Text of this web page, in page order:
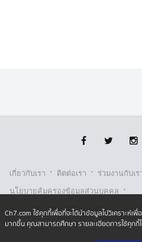
เกี่ยวกับเรา · ติตต่อเรา · ร่วมงานกับเร
นโยบายคุ้มครองข้อมูลส่วนบุคคล ·
นโยบายคุ้มครองข้อมูลส่วนบุคคล (ออนไ
รับเรื่องร้องเรียน
Ch7.com ใช้คุกกี้เพื่อที่จะได้นำข้อมูลไปวิเคราะห์เ
มากขึ้น คุณสามารถศึกษา รายละเอียดการใช้คุกกี้